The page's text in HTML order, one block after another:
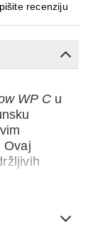
recenziju
WP C u
Ovaj